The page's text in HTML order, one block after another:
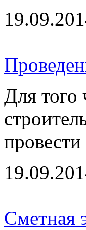
Для того
Сметная